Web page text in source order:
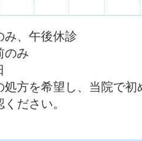
、午後休診
のみ
方を希望し、当院で初
ださい。